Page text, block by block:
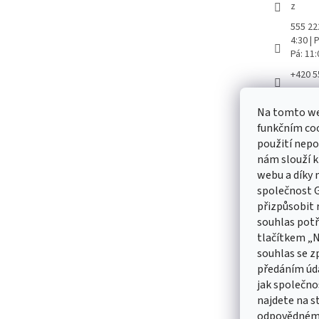
Na tomto
funkčním
použití
nám slouží
webu a díky
společnost
přizpůsobit
souhlas
tlačítkem
souhlas se
předáním
jak
najdete na
z
555
4:30 |
Pá:
+420
Vložte svůj
E-mail
údajů